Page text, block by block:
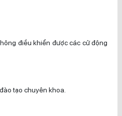
điều khiển được các cử động
tạo chuyên khoa.